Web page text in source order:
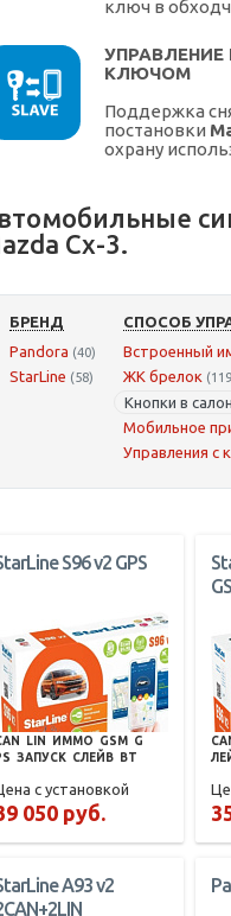
ключ в
КЛЮЧОМ
Поддержка
постановки
охрану
Cx-3.
БРЕНД
Pandora (40)
StarLine (58)
СПОСОБ
Встроенный
ЖК брелок
Кнопки в
Мобильное
Управления с
S96 v2 GPS
LIN ИММО GSM G
ЗАПУСК СЛЕЙВ BT
с установкой
050 руб.
A93 v2